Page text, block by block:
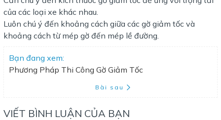
của các loại xe khác nhau.
Luôn chú ý đến khoảng cách giữa các gờ giảm tốc và
khoảng cách từ mép gờ đến mép lề đường.
Bạn đang xem:
Phương Pháp Thi Công Gờ Giảm Tốc
Bài sau
VIẾT BÌNH LUẬN CỦA BẠN